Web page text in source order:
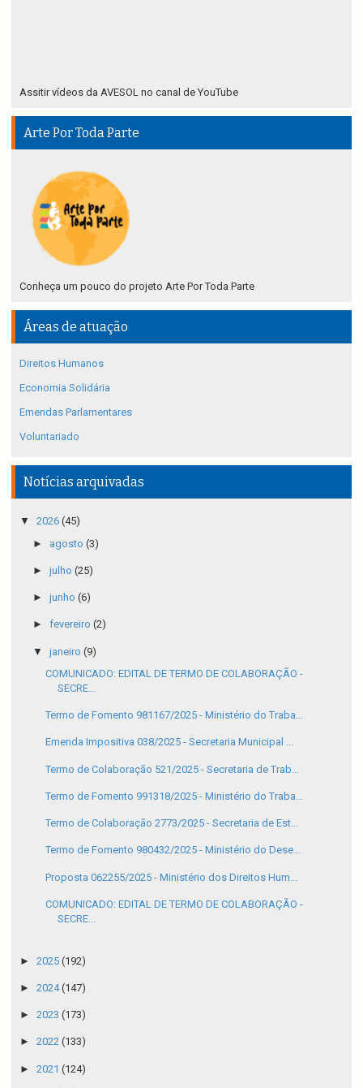
Assitir vídeos da AVESOL no canal de YouTube
Arte Por Toda Parte
Conheça um pouco do projeto Arte Por Toda Parte
Áreas de atuação
Direitos Humanos
Economia Solidária
Emendas Parlamentares
Voluntariado
Notícias arquivadas
▼ 2026 (45)
► agosto (3)
► julho (25)
► junho (6)
► fevereiro (2)
▼ janeiro (9)
COMUNICADO: EDITAL DE TERMO DE COLABORAÇÃO -
SECRE...
Termo de Fomento 981167/2025 - Ministério do Traba...
Emenda Impositiva 038/2025 - Secretaria Municipal ...
Termo de Colaboração 521/2025 - Secretaria de Trab...
Termo de Fomento 991318/2025 - Ministério do Traba...
Termo de Colaboração 2773/2025 - Secretaria de Est...
Termo de Fomento 980432/2025 - Ministério do Dese...
Proposta 062255/2025 - Ministério dos Direitos Hum...
COMUNICADO: EDITAL DE TERMO DE COLABORAÇÃO -
SECRE...
► 2025 (192)
► 2024(147)
► 2023 (173)
► 2022 (133)
► 2021 (124)